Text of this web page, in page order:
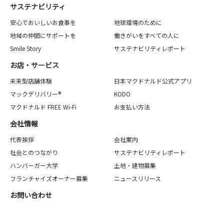
サステナビリティ
安心でおいしいお食事を
地球環境のために
地域の仲間にサポートを
働きがいをすべての人に
Smile Story
サステナビリティレポート
お店・サービス
未来型店舗体験
日本マクドナルド公式アプリ
マックデリバリー®
KODO
マクドナルド FREE Wi-Fi
お支払い方法
会社情報
代表挨拶
会社案内
社会とのつながり
サステナビリティレポート
ハンバーガー大学
土地・建物募集
フランチャイズオーナー募集
ニュースリリース
お問い合わせ